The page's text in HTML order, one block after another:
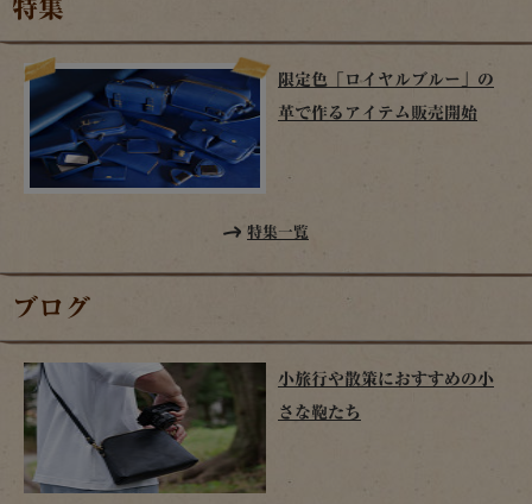
特集
限定色「ロイヤルブルー」の
革で作るアイテム販売開始
特集一覧
ブログ
小旅行や散策におすすめの小
さな鞄たち